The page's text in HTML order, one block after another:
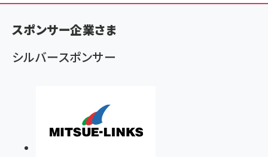
く
ず
スポンサー企業さま
シルバースポンサー